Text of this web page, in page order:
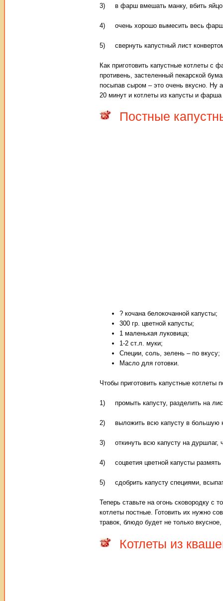
3) в фарш вмешать манку, вбить яйцо,
4) очень хорошо вымесить весь фарш,
5) свернуть капустный лист
Как приготовить капустные котлеты
противень, застеленный пекарской
посыпав сыром – это очень вкусно. Ну
20 минут и котлеты из капусты и фарша
Постные
? кочана белокочанной капусты;
300 гр. цветной капусты;
1 маленькая луковица;
1-2 ст.л. муки;
Специи, соль, зелень – по вкусу;
Масло для готовки.
Чтобы приготовить капустные
1) промыть капусту, разделить на
2) выложить всю капусту в большую
3) откинуть всю капусту на дуршлаг,
4) соцветия цветной капусты
5) сдобрить капусту специями,
Теперь ставьте на огонь сковородку с
котлеты постные. Готовить их нужно
травок, блюдо будет не только
Котлеты из